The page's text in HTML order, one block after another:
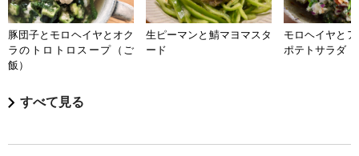
豚団子とモロヘイヤとオク
ラのトロトロスープ（ご
飯）
生ピーマンと鯖マヨマスタ
ード
モロヘイヤと
ポテトサラダ
すべて見る